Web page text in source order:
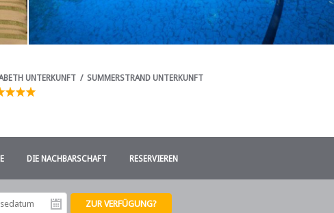
UNTERKUNFT / SUMMERSTRAND UNTERKUNFT
DIE NACHBARSCHAFT RESERVIEREN